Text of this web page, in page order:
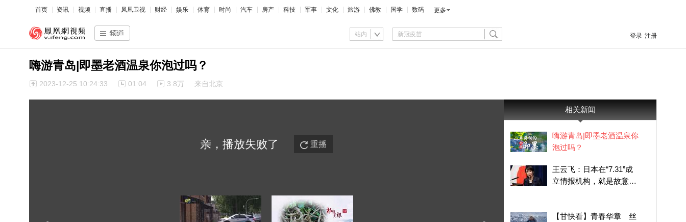
首页 资讯 视频 直播 凤凰卫视 财经 娱乐 体育 时尚 汽车 房产 科技 军事 文化 旅游 佛教 国学 数码 更多
站内 登录 注册
嗨游青岛|即墨老酒温泉你泡过吗？
2023-12-25 10:24:33 01:04 3.8万 来自北京
亲，播放失败了 重播
相关新闻
嗨游青岛|即墨老酒温泉你
泡过吗？
王云飞：日本在“7.31”成
立情报机构，就是故意在
【甘快看】青春华章 丝